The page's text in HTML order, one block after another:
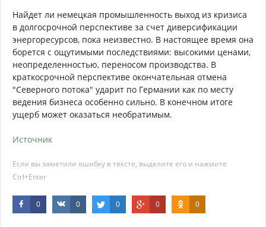
Найдет ли немецкая промышленность выход из кризиса
в долгосрочной перспективе за счет диверсификации
энергоресурсов, пока неизвестно. В настоящее время она
борется с ощутимыми последствиями: высокими ценами,
неопределенностью, переносом производства. В
краткосрочной перспективе окончательная отмена
"Северного потока" ударит по Германии как по месту
ведения бизнеса особенно сильно. В конечном итоге
ущерб может оказаться необратимым.
Источник
Если вы заметили ошибку в тексте, выделите его и нажмите
Ctrl+Enter
0 0 0 0 0